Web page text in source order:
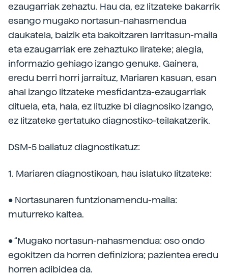
ezaugarriak zehaztu. Hau da, ez litzateke bakarrik
esango mugako nortasun-nahasmendua
daukatela, baizik eta bakoitzaren larritasun-maila
eta ezaugarriak ere zehaztuko lirateke; alegia,
informazio gehiago izango genuke. Gainera,
eredu berri horri jarraituz, Mariaren kasuan, esan
ahal izango litzateke mesfidantza-ezaugarriak
dituela, eta, hala, ez lituzke bi diagnosiko izango,
ez litzateke gertatuko diagnostiko-teilakatzerik.
DSM-5 baliatuz diagnostikatuz:
1. Mariaren diagnostikoan, hau islatuko litzateke:
• Nortasunaren funtzionamendu-maila:
muturreko kaltea.
• “Mugako nortasun-nahasmendua: oso ondo
egokitzen da horren definiziora; pazientea eredu
horren adibidea da.